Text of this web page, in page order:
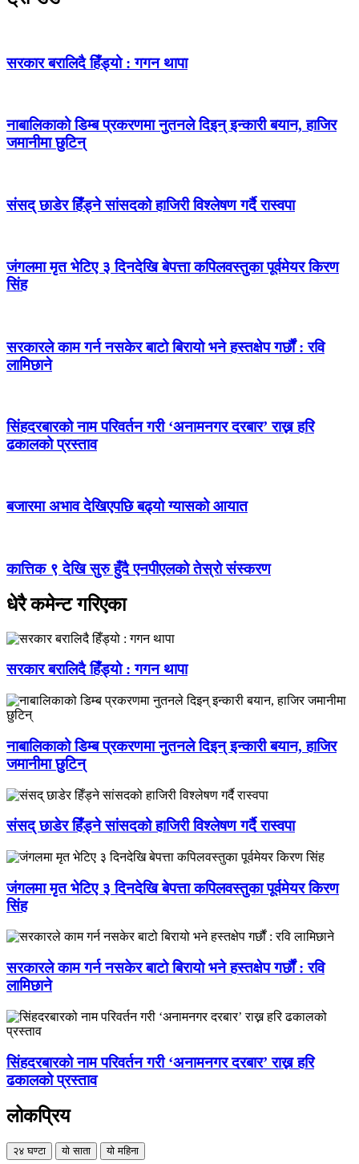
सरकार बरालिदै हिँड्यो : गगन थापा
नाबालिकाको डिम्ब प्रकरणमा नुतनले दिइन् इन्कारी बयान, हाजिर
जमानीमा छुटिन्
संसद् छाडेर हिँड्ने सांसदको हाजिरी विश्लेषण गर्दै रास्वपा
जंगलमा मृत भेटिए ३ दिनदेखि बेपत्ता कपिलवस्तुका पूर्वमेयर किरण
सिंह
सरकारले काम गर्न नसकेर बाटो बिरायो भने हस्तक्षेप गर्छौं : रवि
लामिछाने
सिंहदरबारको नाम परिवर्तन गरी ‘अनामनगर दरबार’ राख्न हरि
ढकालको प्रस्ताव
बजारमा अभाव देखिएपछि बढ्यो ग्यासको आयात
कात्तिक ९ देखि सुरु हुँदै एनपीएलको तेस्रो संस्करण
धेरै कमेन्ट गरिएका
सरकार बरालिदै हिँड्यो : गगन थापा
नाबालिकाको डिम्ब प्रकरणमा नुतनले दिइन् इन्कारी बयान, हाजिर
जमानीमा छुटिन्
संसद् छाडेर हिँड्ने सांसदको हाजिरी विश्लेषण गर्दै रास्वपा
जंगलमा मृत भेटिए ३ दिनदेखि बेपत्ता कपिलवस्तुका पूर्वमेयर किरण
सिंह
सरकारले काम गर्न नसकेर बाटो बिरायो भने हस्तक्षेप गर्छौं : रवि
लामिछाने
सिंहदरबारको नाम परिवर्तन गरी ‘अनामनगर दरबार’ राख्न हरि
ढकालको प्रस्ताव
लोकप्रिय
२४ घण्टा यो साता यो महिना